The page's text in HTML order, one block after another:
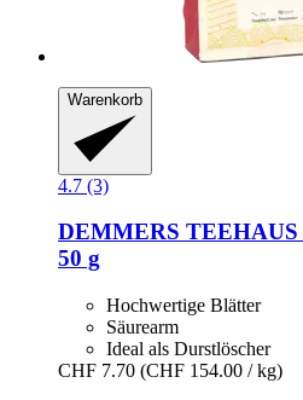
Warenkorb
4.7 (3)
DEMMERS TEEHAUS
50 g
Hochwertige Blätter
Säurearm
Ideal als Durstlöscher
CHF 7.70 (CHF 154.00 / kg)